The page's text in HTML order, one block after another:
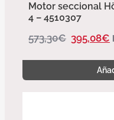
Motor seccional
4 – 4510307
573,30€ 395,08€